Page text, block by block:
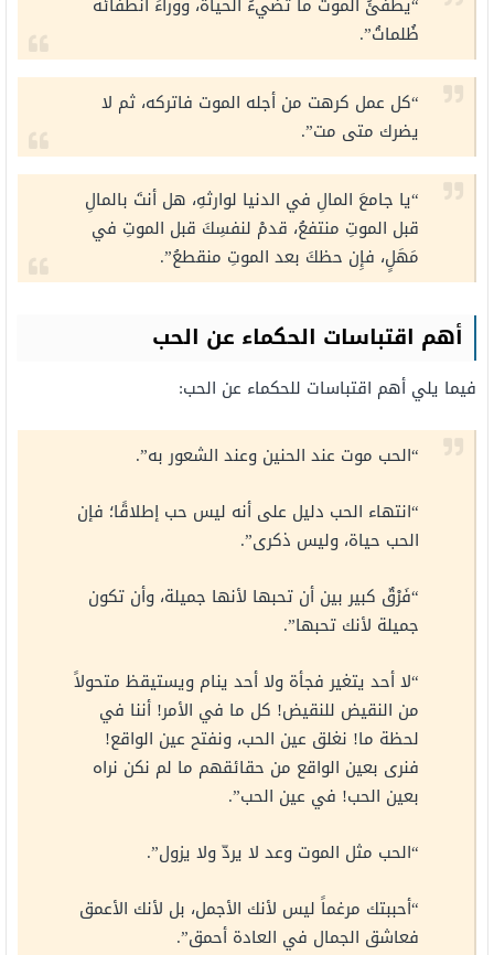
ظُلماتُ”.
“كل عمل كرهت من أجله الموت فاتركه، ثم لا
يضرك متى مت”.
“يا جامعَ المالِ في الدنيا لوارثهِ، هل أنتَ بالمالِ
قبل الموتِ منتفعُ، قدمْ لنفسِكَ قبل الموتِ في
مَهَلٍ، فإِن حظكَ بعد الموتِ منقطعُ”.
أهم اقتباسات الحكماء عن الحب
فيما يلي أهم اقتباسات للحكماء عن الحب:
“الحب موت عند الحنين وعند الشعور به”.
“انتهاء الحب دليل على أنه ليس حب إطلاقًا؛ فإن
الحب حياة، وليس ذكرى”.
“فَرْقٌ كبير بين أن تحبها لأنها جميلة، وأن تكون
جميلة لأنك تحبها”.
“لا أحد يتغير فجأة ولا أحد ينام ويستيقظ متحولاً
من النقيض للنقيض! كل ما في الأمر! أننا في
لحظة ما! نغلق عين الحب، ونفتح عين الواقع!
فنرى بعين الواقع من حقائقهم ما لم نكن نراه
بعين الحب! في عين الحب”.
“الحب مثل الموت وعد لا يردّ ولا يزول”.
“أحببتك مرغماً ليس لأنك الأجمل، بل لأنك الأعمق
فعاشق الجمال في العادة أحمق”.